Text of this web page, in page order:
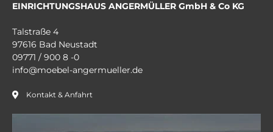
EINRICHTUNGSHAUS ANGERMÜLLER GmbH & Co KG
Talstraße 4
97616 Bad Neustadt
09771 / 900 8 -0
info@moebel-angermueller.de
Kontakt & Anfahrt